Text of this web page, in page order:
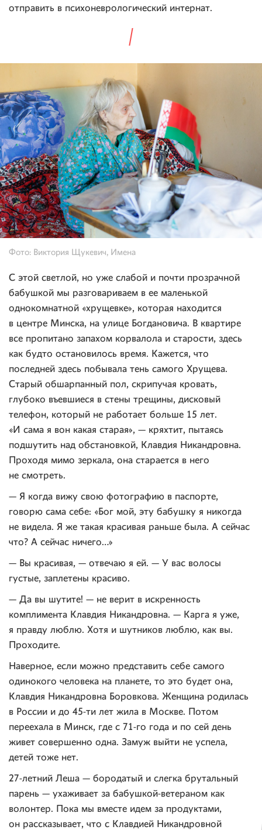
отправить в психоневрологический интернат.
Фото: Виктория Щукевич, Имена
С этой светлой, но уже слабой и почти прозрачной
бабушкой мы разговариваем в ее маленькой
однокомнатной «хрущевке», которая находится
в центре Минска, на улице Богдановича. В квартире
все пропитано запахом корвалола и старости, здесь
как будто остановилось время. Кажется, что
последней здесь побывала тень самого Хрущева.
Старый обшарпанный пол, скрипучая кровать,
глубоко въевшиеся в стены трещины, дисковый
телефон, который не работает больше 15 лет.
«И сама я вон какая старая», — кряхтит, пытаясь
подшутить над обстановкой, Клавдия Никандровна.
Проходя мимо зеркала, она старается в него
не смотреть.
— Я когда вижу свою фотографию в паспорте,
говорю сама себе: «Бог мой, эту бабушку я никогда
не видела. Я же такая красивая раньше была. А сейчас
что? А сейчас ничего…»
— Вы красивая, — отвечаю я ей. — У вас волосы
густые, заплетены красиво.
— Да вы шутите! — не верит в искренность
комплимента Клавдия Никандровна. — Карга я уже,
я правду люблю. Хотя и шутников люблю, как вы.
Проходите.
Наверное, если можно представить себе самого
одинокого человека на планете, то это будет она,
Клавдия Никандровна Боровкова. Женщина родилась
в России и до 45-ти лет жила в Москве. Потом
переехала в Минск, где с 71-го года и по сей день
живет совершенно одна. Замуж выйти не успела,
детей тоже нет.
27-летний Леша — бородатый и слегка брутальный
парень — ухаживает за бабушкой-ветераном как
волонтер. Пока мы вместе идем за продуктами,
он рассказывает, что с Клавдией Никандровной